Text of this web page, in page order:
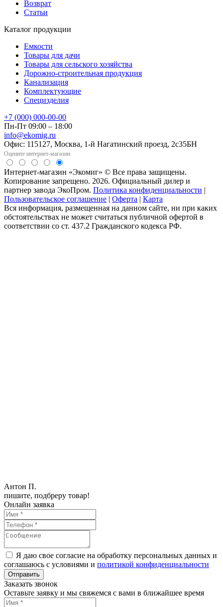
Возврат
Статьи
Каталог продукции
Емкости
Товары для дачи
Товары для сельского хозяйства
Дорожно-строительная продукция
Канализация
Комплектующие
Специзделия
+7 (000) 000-00-00
Пн-Пт 09:00 – 18:00
info@ekomig.ru
Офис: 115127, Москва, 1-й Нагатинский проезд, 2с35БН
Оцените интернет-магазин
Интернет-магазин «Экомиг» © Все права защищены.
Копирование запрещено. 2026. Официальный дилер и
партнер завода ЭкоПром. Политика конфиденциальности |
Пользовательское соглашение | Оферта | Карта
Вся информация, размещенная на данном сайте, ни при каких
обстоятельствах не может считаться публичной офертой в
соответствии со ст. 437.2 Гражданского кодекса РФ.
Антон П.
пишите, подбреру товар!
Онлайн заявка
Я даю свое согласие на обработку персональных данных и
соглашаюсь с условиями и политикой конфиденциальности
Заказать звонок
Оставьте заявку и мы свяжемся с вами в ближайшее время